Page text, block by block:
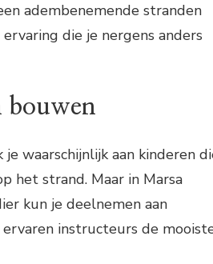
adembenemende stranden
die je nergens anders
bouwen
waarschijnlijk aan kinderen
het strand. Maar in Marsa
kun je deelnemen aan
instructeurs de